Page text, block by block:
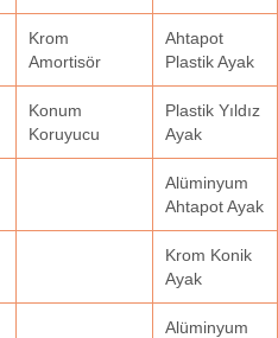
Krom
Amortisör
Ahtapot
Plastik Ayak
Konum
Koruyucu
Plastik Yıldız
Ayak
Alüminyum
Ahtapot Ayak
Krom Konik
Ayak
Alüminyum